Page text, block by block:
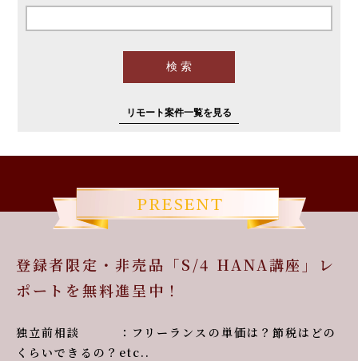
リモート案件一覧を見る
登録者限定・非売品「S/4 HANA講座」レ
ポートを無料進呈中！
独立前相談 ：フリーランスの単価は？節税はどの
くらいできるの？etc..